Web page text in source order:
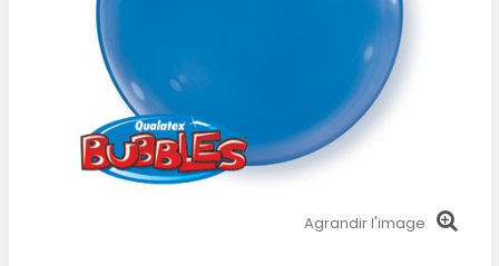
Agrandir l'image